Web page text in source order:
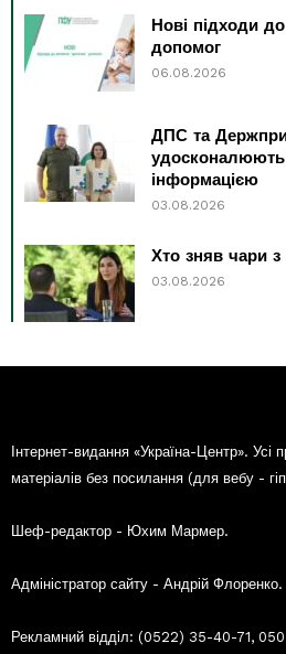
Нові підходи
допомог
06.08.2026
ДПС та
удосконалюють
інформацією
03.08.2026
Хто зняв чари
03.08.2026
Інтернет-видання «Україна-Центр». Усі
матеріалів без посилання (для вебу -
Шеф-редактор - Юхим Мармер.
Адміністратор сайту - Андрій Флоренко.
Рекламний відділ: (0522) 35-40-71,